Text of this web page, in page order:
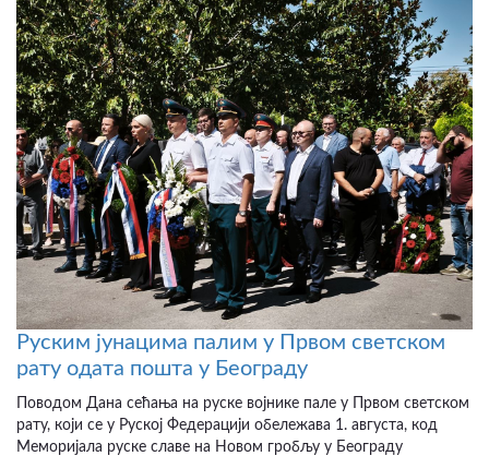
Руским јунацима палим у Првом светском
рату одата пошта у Београду
Поводом Дана сећања на руске војнике пале у Првом светском
рату, који се у Руској Федерацији обележава 1. августа, код
Меморијала руске славе на Новом гробљу у Београду